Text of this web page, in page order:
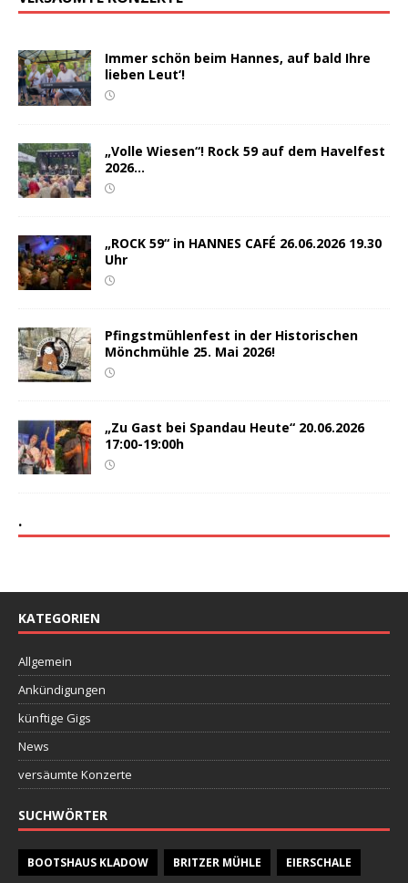
Immer schön beim Hannes, auf bald Ihre
lieben Leut‘!
„Volle Wiesen“! Rock 59 auf dem Havelfest
2026…
„ROCK 59“ in HANNES CAFÉ 26.06.2026 19.30
Uhr
Pfingstmühlenfest in der Historischen
Mönchmühle 25. Mai 2026!
„Zu Gast bei Spandau Heute“ 20.06.2026
17:00-19:00h
.
KATEGORIEN
Allgemein
Ankündigungen
künftige Gigs
News
versäumte Konzerte
SUCHWÖRTER
BOOTSHAUS KLADOW BRITZER MÜHLE EIERSCHALE